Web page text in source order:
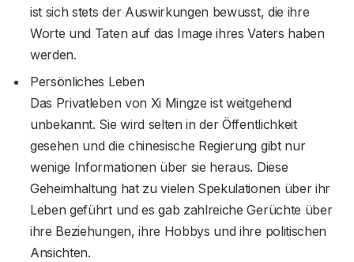
ist sich stets der Auswirkungen bewusst, die ihre
Worte und Taten auf das Image ihres Vaters haben
werden.
Persönliches Leben
Das Privatleben von Xi Mingze ist weitgehend
unbekannt. Sie wird selten in der Öffentlichkeit
gesehen und die chinesische Regierung gibt nur
wenige Informationen über sie heraus. Diese
Geheimhaltung hat zu vielen Spekulationen über ihr
Leben geführt und es gab zahlreiche Gerüchte über
ihre Beziehungen, ihre Hobbys und ihre politischen
Ansichten.